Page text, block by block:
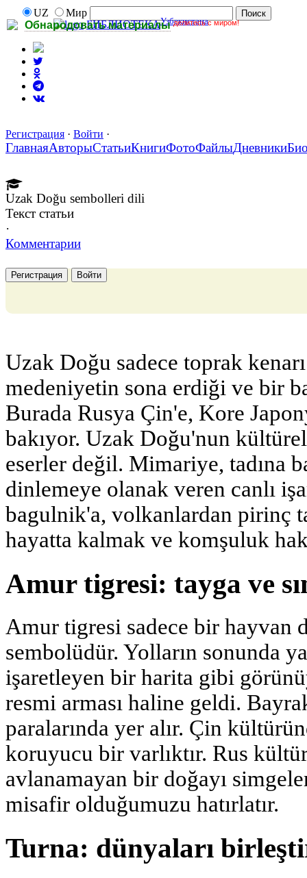
Обнародовать материалы делитесь с миром!
UZ
Мир
БИБЛИОТЕКАУзбекистана
Регистрация · Войти ·
ГлавнаяАвторыСтатьиКнигиФотоФайлыДневники
Uzak Doğu sembolleri dili
Текст статьи
·
Комментарии
Регистрация Войти
Uzak Doğu sadece toprak
medeniyetin sona erdiği ve bir
Burada Rusya Çin'e, Kore
bakıyor. Uzak Doğu'nun
eserler değil. Mimariye, tadına
dinlemeye olanak veren canlı
bagulnik'a, volkanlardan pirinç
hayatta kalmak ve komşuluk
Amur tigresi: tayga ve
Amur tigresi sadece bir hayvan
sembolüdür. Yolların sonunda
işaretleyen bir harita gibi
resmi arması haline geldi.
paralarında yer alır. Çin
koruyucu bir varlıktır. Rus
avlanamayan bir doğayı
misafir olduğumuzu hatırlatır.
Turna: dünyaları